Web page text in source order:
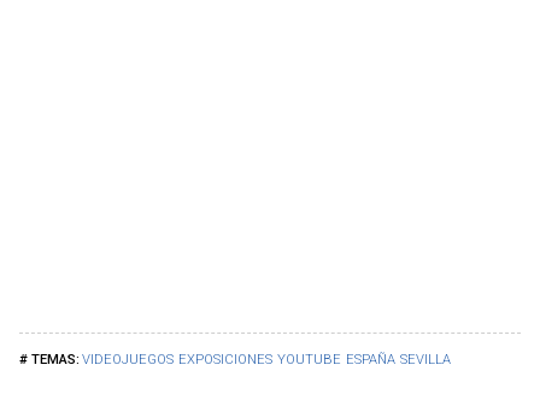
VIDEOJUEGOS EXPOSICIONES YOUTUBE ESPAÑA SEVILLA